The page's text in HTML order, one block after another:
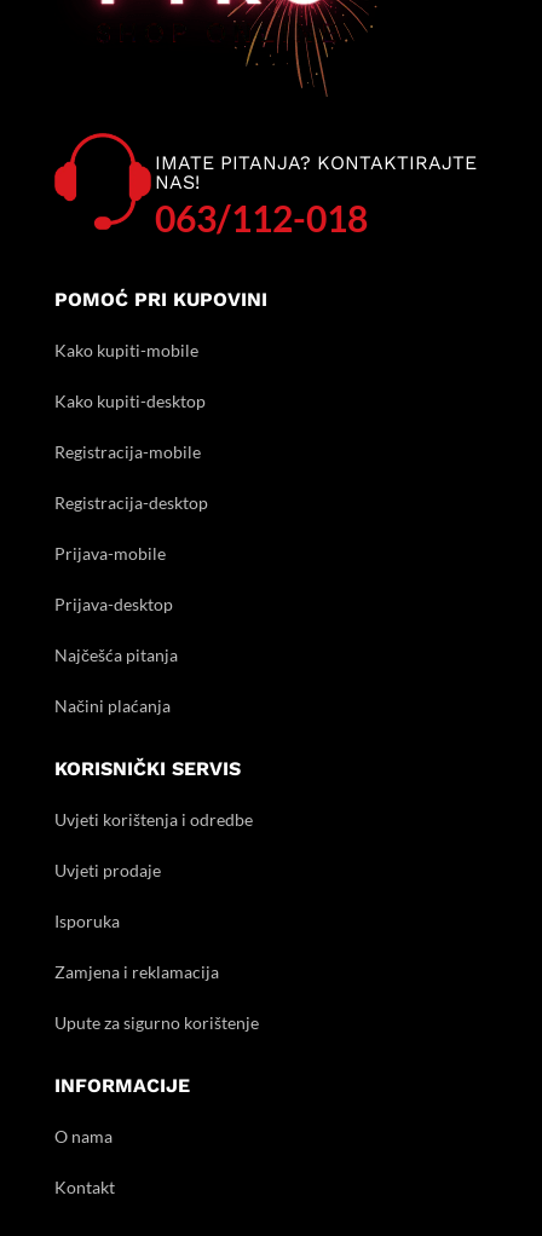
IMATE PITANJA? KONTAKTIRAJTE
NAS!
063/112-018
POMOĆ PRI KUPOVINI
Kako kupiti-mobile
Kako kupiti-desktop
Registracija-mobile
Registracija-desktop
Prijava-mobile
Prijava-desktop
Najčešća pitanja
Načini plaćanja
KORISNIČKI SERVIS
Uvjeti korištenja i odredbe
Uvjeti prodaje
Isporuka
Zamjena i reklamacija
Upute za sigurno korištenje
INFORMACIJE
O nama
Kontakt